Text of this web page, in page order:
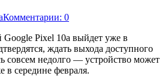
Комментарии: 0
Pixel 10a выйдет уже в
ждать выхода доступного
совсем недолго — устройство может
в середине февраля.